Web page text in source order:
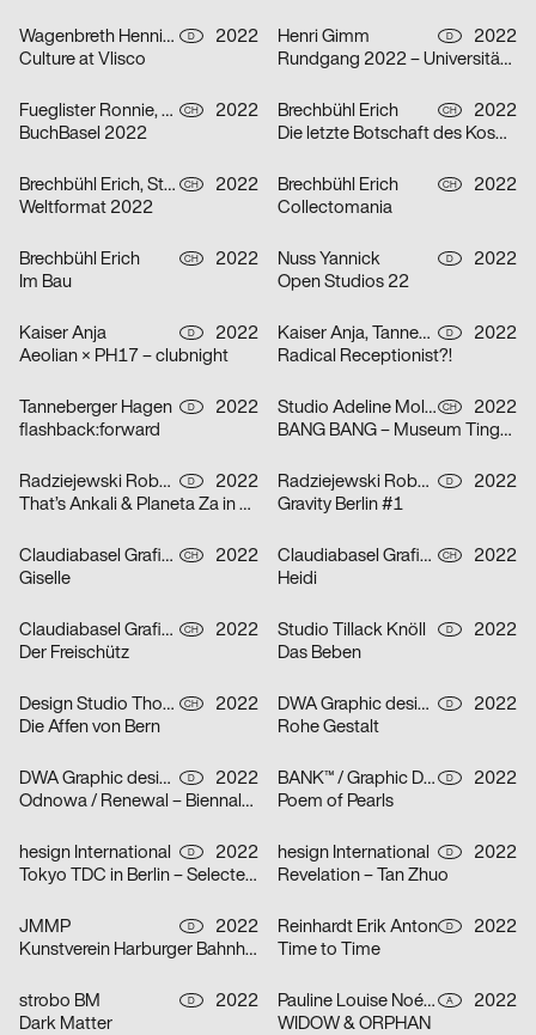
Wagenbreth Henning D
2022
Culture at Vlisco
Henri Gimm D
2022
Rundgang 2022 – Universität der Künste Berlin
Fueglister Ronnie, Yves Graber, Christian Hofer CH
2022
BuchBasel 2022
Brechbühl Erich CH
2022
Die letzte Botschaft des Kosmonauten an die Frau, die er einst in der ehemaligen Sowjetunion liebte
Brechbühl Erich, Studio Feixen, Schaub Josh CH
2022
Weltformat 2022
Brechbühl Erich CH
2022
Collectomania
Brechbühl Erich CH
2022
Im Bau
Nuss Yannick D
2022
Open Studios 22
Kaiser Anja D
2022
Aeolian × PH17 – clubnight
Kaiser Anja, Tanneberger Hagen D
2022
Radical Receptionist?!
Tanneberger Hagen D
2022
flashback:forward
Studio Adeline Mollard CH
2022
BANG BANG – Museum Tinguely
Radziejewski Robert, Michal Veltruský D
2022
That’s Ankali & Planeta Za in October ’22
Radziejewski Robert, Michal Veltruský D
2022
Gravity Berlin #1
Claudiabasel Grafik & Interaktion CH
2022
Giselle
Claudiabasel Grafik & Interaktion CH
2022
Heidi
Claudiabasel Grafik & Interaktion, Lucian Kunz CH
2022
Der Freischütz
Studio Tillack Knöll D
2022
Das Beben
Design Studio Thom Pfister CH
2022
Die Affen von Bern
DWA Graphic design department D
2022
Rohe Gestalt
DWA Graphic design department D
2022
Odnowa / Renewal – Biennale Zielona Góra 2022
BANK™ / Graphic Design Today D
2022
Poem of Pearls
hesign International D
2022
Tokyo TDC in Berlin – Selected artworks of the Tokyo TDC annual awards 2021 & 2022
hesign International D
2022
Revelation – Tan Zhuo
JMMP D
2022
Kunstverein Harburger Bahnhof
Reinhardt Erik Anton D
2022
Time to Time
strobo BM D
2022
Dark Matter
Pauline Louise Noémi Jocher A
2022
WIDOW & ORPHAN